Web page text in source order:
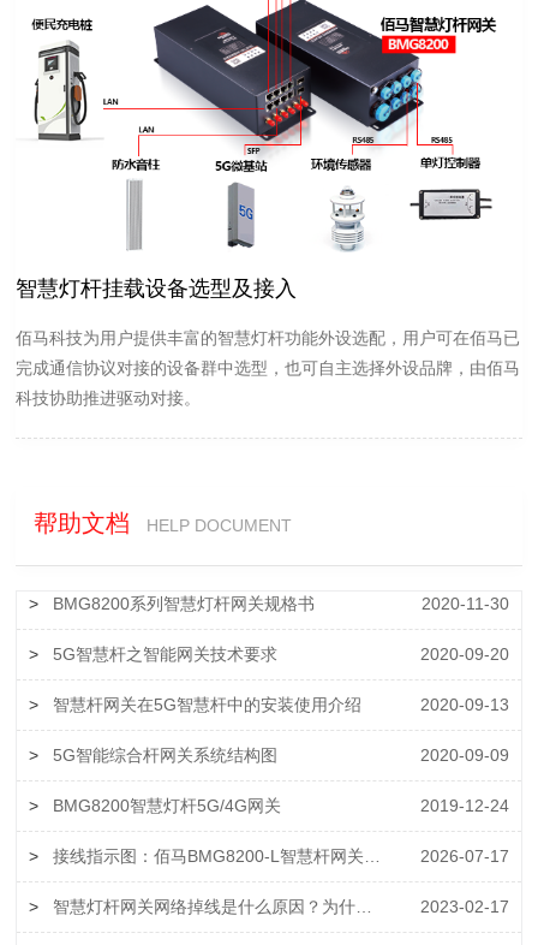
智慧灯杆挂载设备选型及接入
佰马科技为用户提供丰富的智慧灯杆功能外设选配，用户可在佰马已
完成通信协议对接的设备群中选型，也可自主选择外设品牌，由佰马
科技协助推进驱动对接。
帮助文档 HELP DOCUMENT
> BMG8200系列智慧灯杆网关规格书 2020-11-30
> 5G智慧杆之智能网关技术要求 2020-09-20
> 智慧杆网关在5G智慧杆中的安装使用介绍 2020-09-13
> 5G智能综合杆网关系统结构图 2020-09-09
> BMG8200智慧灯杆5G/4G网关 2019-12-24
> 2026-07-17
> 2023-02-17